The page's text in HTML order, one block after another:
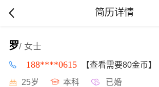
简历详情
罗/ 女士
188****0615 【查看需要80金币】
25岁 本科 已婚